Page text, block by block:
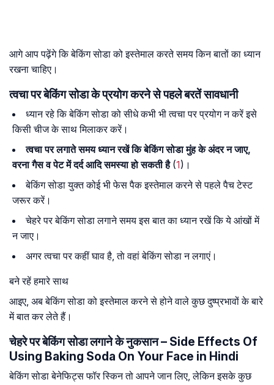
आगे आप पढ़ेंगे कि बेकिंग सोडा को इस्तेमाल करते समय किन बातों का ध्यान
रखना चाहिए।
त्वचा पर बेकिंग सोडा के प्रयोग करने से पहले बरतें सावधानी
ध्यान रहे कि बेकिंग सोडा को सीधे कभी भी त्वचा पर प्रयोग न करें इसे
किसी चीज के साथ मिलाकर करें।
त्वचा पर लगाते समय ध्यान रखें कि बेकिंग सोडा मुंह के अंदर न जाए,
वरना गैस व पेट में दर्द आदि समस्या हो सकती है(1)।
बेकिंग सोडा युक्त कोई भी फेस पैक इस्तेमाल करने से पहले पैच टेस्ट
जरूर करें।
चेहरे पर बेकिंग सोडा लगाने समय इस बात का ध्यान रखें कि ये आंखों में
न जाए।
अगर त्वचा पर कहीं घाव है, ताे वहां बेकिंग सोडा न लगाएं।
बने रहें हमारे साथ
आइए, अब बेकिंग सोडा को इस्तेमाल करने से होने वाले कुछ दुष्प्रभावों के बारे
में बात कर लेते हैं।
चेहरे पर बेकिंग सोडा लगाने के नुकसान – Side Effects Of
Using Baking Soda On Your Face in Hindi
बेकिंग सोडा बेनेफिट्स फॉर स्किन तो आपने जान लिए, लेकिन इसके कुछ